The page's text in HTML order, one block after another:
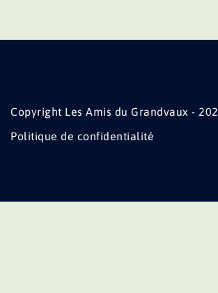
Copyright Les Amis du Grandvaux -
Politique de confidentialité